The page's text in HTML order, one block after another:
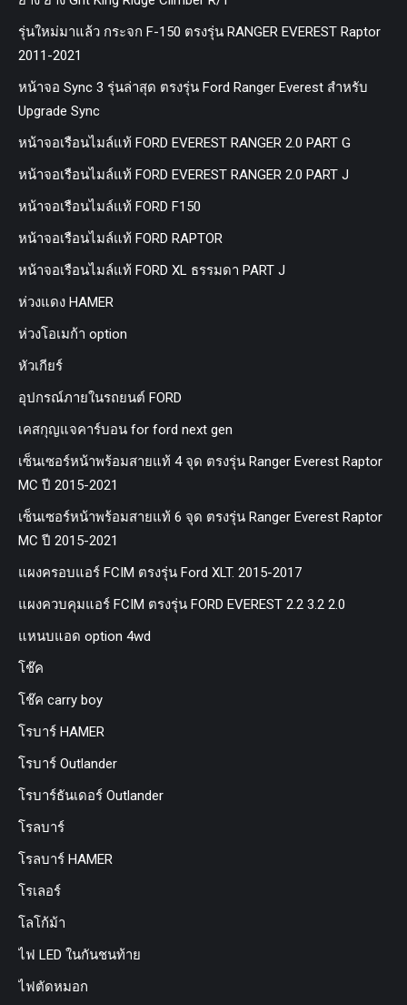
รุ่นใหม่มาแล้ว กระจก F-150 ตรงรุ่น RANGER EVEREST Raptor
2011-2021
หน้าจอ Sync 3 รุ่นล่าสุด ตรงรุ่น Ford Ranger Everest สำหรับ
Upgrade Sync
หน้าจอเรือนไมล์แท้ FORD EVEREST RANGER 2.0 PART G
หน้าจอเรือนไมล์แท้ FORD EVEREST RANGER 2.0 PART J
หน้าจอเรือนไมล์แท้ FORD F150
หน้าจอเรือนไมล์แท้ FORD RAPTOR
หน้าจอเรือนไมล์แท้ FORD XL ธรรมดา PART J
ห่วงแดง HAMER
ห่วงโอเมก้า option
หัวเกียร์
อุปกรณ์ภายในรถยนต์ FORD
เคสกุญแจคาร์บอน for ford next gen
เซ็นเซอร์หน้าพร้อมสายแท้ 4 จุด ตรงรุ่น Ranger Everest Raptor
MC ปี 2015-2021
เซ็นเซอร์หน้าพร้อมสายแท้ 6 จุด ตรงรุ่น Ranger Everest Raptor
MC ปี 2015-2021
แผงครอบแอร์ FCIM ตรงรุ่น Ford XLT. 2015-2017
แผงควบคุมแอร์ FCIM ตรงรุ่น FORD EVEREST 2.2 3.2 2.0
แหนบแอด option 4wd
โช๊ค
โช๊ค carry boy
โรบาร์ HAMER
โรบาร์ Outlander
โรบาร์ธันเดอร์ Outlander
โรลบาร์
โรลบาร์ HAMER
โรเลอร์
โลโก้ม้า
ไฟ LED ในกันชนท้าย
ไฟตัดหมอก